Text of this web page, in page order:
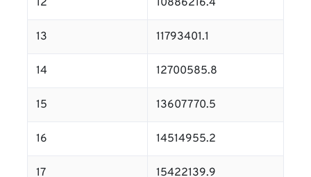
12 10886216.4
13 11793401.1
14 12700585.8
15 13607770.5
16 14514955.2
17 15422139.9